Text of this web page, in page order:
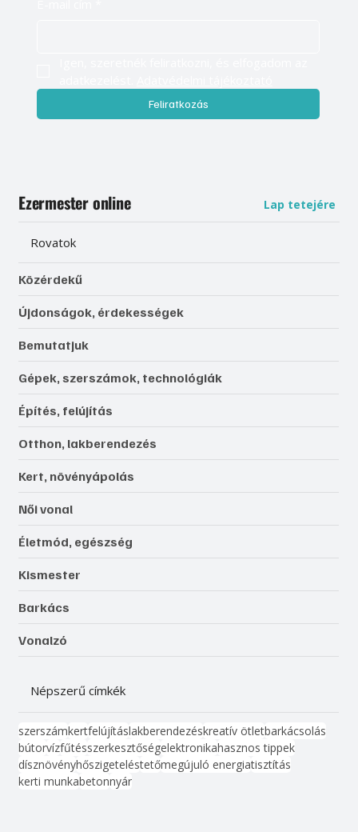
Feliratkozás
Ezermester online Lap tetejére
Rovatok
Közérdekű
Újdonságok, érdekességek
Bemutatjuk
Gépek, szerszámok, technológiák
Építés, felújítás
Otthon, lakberendezés
Kert, növényápolás
Női vonal
Életmód, egészség
Kismester
Barkács
Vonalzó
Népszerű címkék
szerszámkertfelújításlakberendezéskreatív ötletbarkácsolás
bútorvízfűtésszerkesztőségelektronikahasznos tippek
dísznövényhőszigeteléstetőmegújuló energiatisztítás
kerti munkabetonnyár